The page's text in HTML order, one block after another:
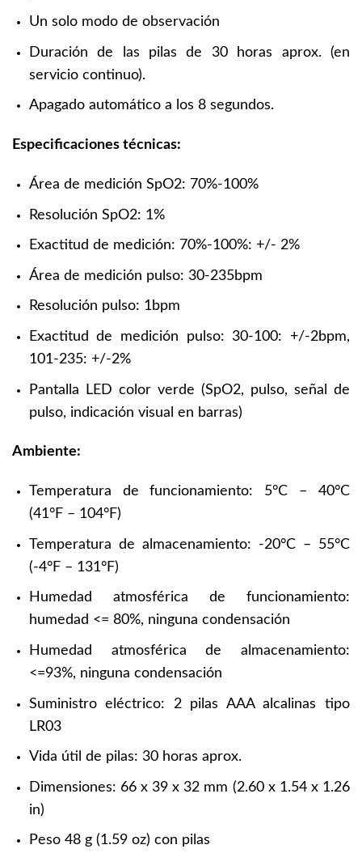
Un solo modo de observación
Duración de las pilas de 30 horas aprox. (en
servicio continuo).
Apagado automático a los 8 segundos.
Especificaciones técnicas:
Área de medición SpO2: 70%-100%
Resolución SpO2: 1%
Exactitud de medición: 70%-100%: +/- 2%
Área de medición pulso: 30-235bpm
Resolución pulso: 1bpm
Exactitud de medición pulso: 30-100: +/-2bpm,
101-235: +/-2%
Pantalla LED color verde (SpO2, pulso, señal de
pulso, indicación visual en barras)
Ambiente:
Temperatura de funcionamiento: 5°C – 40°C
(41°F – 104°F)
Temperatura de almacenamiento: -20°C – 55°C
(-4°F – 131°F)
Humedad atmosférica de funcionamiento:
humedad <= 80%, ninguna condensación
Humedad atmosférica de almacenamiento:
<=93%, ninguna condensación
Suministro eléctrico: 2 pilas AAA alcalinas tipo
LR03
Vida útil de pilas: 30 horas aprox.
Dimensiones: 66 x 39 x 32 mm (2.60 x 1.54 x 1.26
in)
Peso 48 g (1.59 oz) con pilas